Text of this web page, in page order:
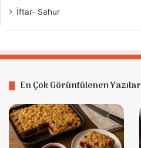
İftar- Sahur
En Çok Görüntülenen Yazılar